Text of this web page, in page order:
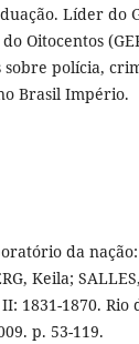
Líder do
Oitocentos
polícia,
Brasil Império.
da
Keila;
1831-1870. Rio
p. 53-119.